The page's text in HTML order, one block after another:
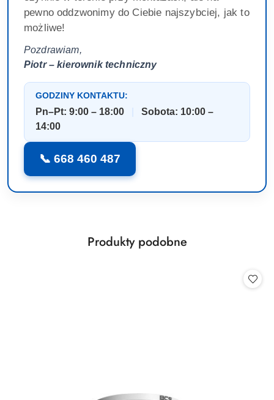
pewno oddzwonimy do Ciebie najszybciej, jak to
możliwe!
Pozdrawiam,
Piotr – kierownik techniczny
GODZINY KONTAKTU:
Pn–Pt: 9:00 – 18:00
Sobota: 10:00 –
14:00
📞 668 460 487
Pomiń karuzelę produktów
Produkty
Produkty podobne